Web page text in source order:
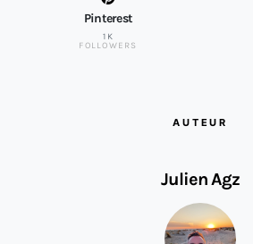
Pinterest
1K
FOLLOWERS
AUTEUR
Julien Agz